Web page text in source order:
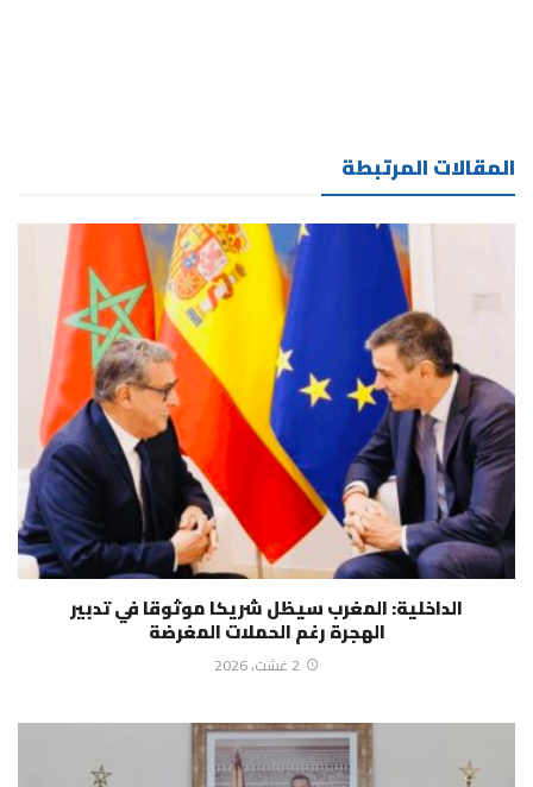
المقالات المرتبطة
الداخلية: المغرب سيظل شريكا موثوقا في تدبير
الهجرة رغم الحملات المغرضة
2 غشت، 2026